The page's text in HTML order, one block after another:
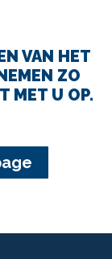
VAN HET
ZO
MET U OP.